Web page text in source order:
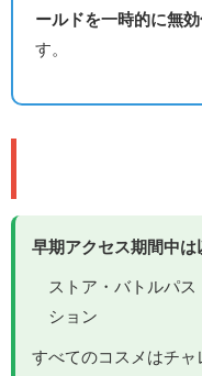
ールドを一時的に無
す。
早期アクセス期間中
ストア・バトルパ
ション
すべてのコスメはチ